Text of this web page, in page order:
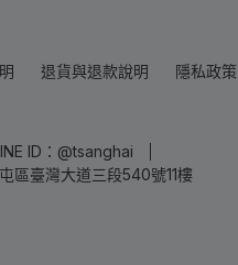
退貨與退款說明 隱私政策
ID：@tsanghai
區臺灣大道三段540號11樓